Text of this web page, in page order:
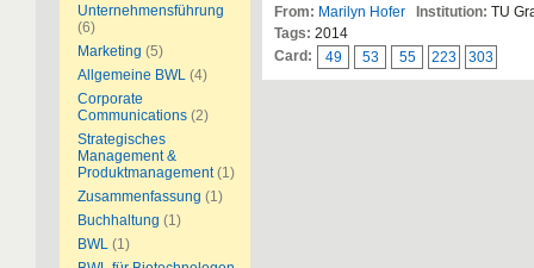
Unternehmensführung
(6)
Marketing (5)
Allgemeine BWL (4)
Corporate
Communications (2)
Strategisches
Management &
Produktmanagement (1)
Zusammenfassung (1)
Buchhaltung (1)
BWL (1)
From: Marilyn Hofer Institution: TU
Tags: 2014
Card:
49 53 55 223 303